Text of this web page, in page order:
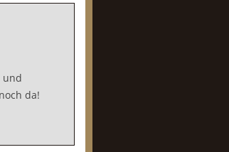
und
da!